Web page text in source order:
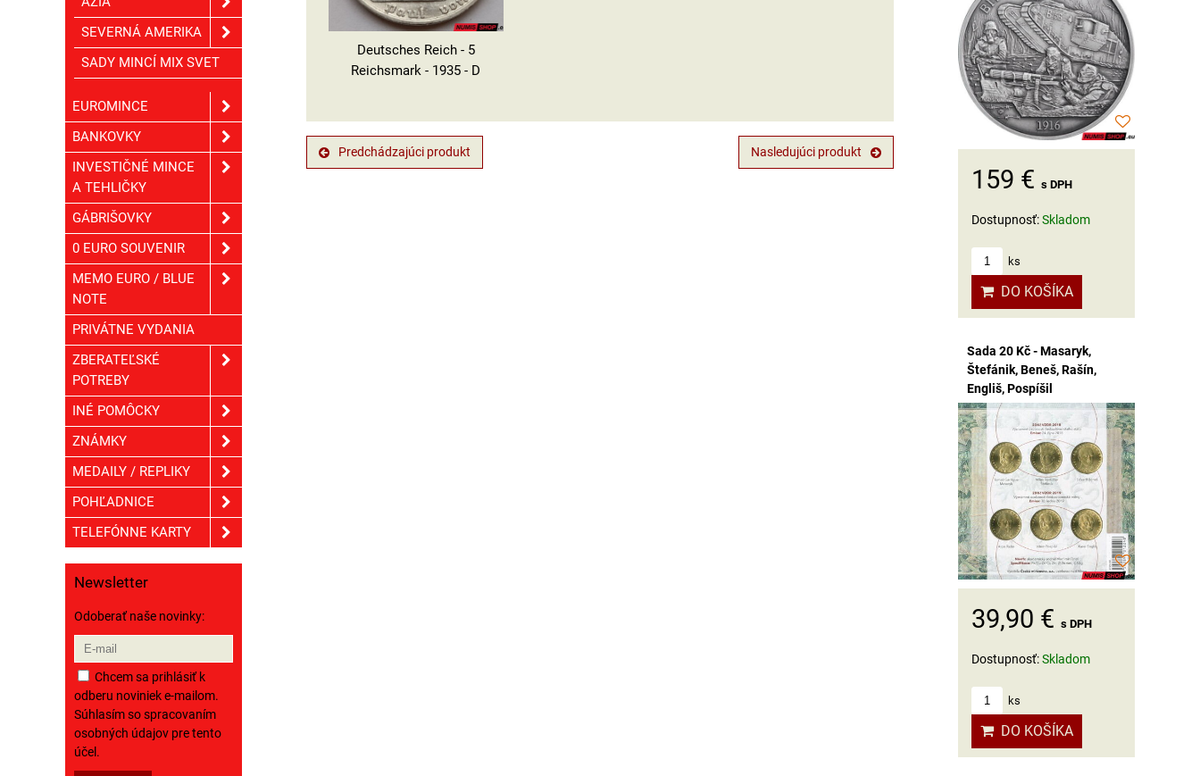
Deutsches Reich - 5
Reichsmark - 1935 - D
Predchádzajúci produkt Nasledujúci produkt
SEVERNÁ AMERIKA
SADY MINCÍ MIX SVET
EUROMINCE
BANKOVKY
INVESTIČNÉ MINCE
A TEHLIČKY
GÁBRIŠOVKY
0 EURO SOUVENIR
MEMO EURO / BLUE
NOTE
PRIVÁTNE VYDANIA
ZBERATEĽSKÉ
POTREBY
INÉ POMÔCKY
ZNÁMKY
MEDAILY / REPLIKY
POHĽADNICE
TELEFÓNNE KARTY
Newsletter
Odoberať naše novinky:
Chcem sa prihlásiť k
odberu noviniek e-mailom.
Súhlasím so spracovaním
osobných údajov pre tento
účel.
159 € s DPH
Dostupnosť:Skladom
ks
DO KOŠÍKA
Sada 20 Kč - Masaryk,
Štefánik, Beneš, Rašín,
Engliš, Pospíšil
39,90 € s DPH
Dostupnosť:Skladom
ks
DO KOŠÍKA